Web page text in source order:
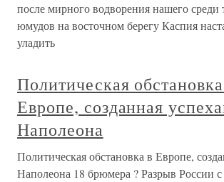
после мирного водворения нашего среди
юмудов на восточном берегу Каспия
уладить
Политическая
Европе, созданная
Наполеона
Политическая обстановка в Европе,
Наполеона 18 брюмера ? Разрыв России